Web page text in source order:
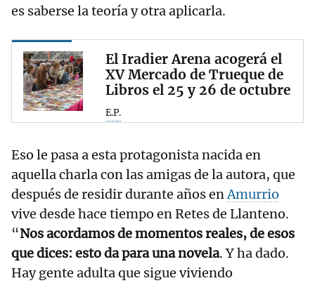
es saberse la teoría y otra aplicarla.
El Iradier Arena acogerá el
XV Mercado de Trueque de
Libros el 25 y 26 de octubre
E.P.
Eso le pasa a esta protagonista nacida en
aquella charla con las amigas de la autora, que
después de residir durante años enAmurrio
vive desde hace tiempo en Retes de Llanteno.
“Nos acordamos de momentos reales, de esos
que dices: esto da para una novela. Y ha dado.
Hay gente adulta que sigue viviendo